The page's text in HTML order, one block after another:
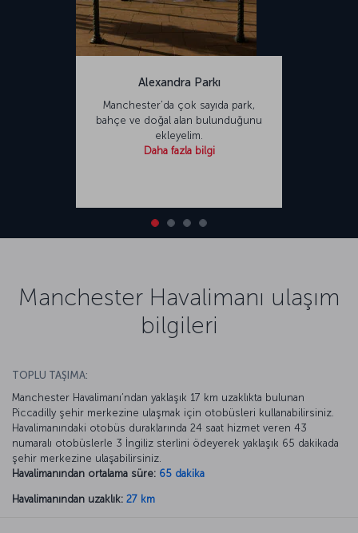
Alexandra Parkı
Manchester’da çok sayıda park,
bahçe ve doğal alan bulunduğunu
ekleyelim.
Daha fazla bilgi
Manchester Havalimanı ulaşım
bilgileri
TOPLU TAŞIMA:
Manchester Havalimanı’ndan yaklaşık 17 km uzaklıkta bulunan
Piccadilly şehir merkezine ulaşmak için otobüsleri kullanabilirsiniz.
Havalimanındaki otobüs duraklarında 24 saat hizmet veren 43
numaralı otobüslerle 3 İngiliz sterlini ödeyerek yaklaşık 65 dakikada
şehir merkezine ulaşabilirsiniz.
Havalimanından ortalama süre: 65 dakika
Havalimanından uzaklık: 27 km